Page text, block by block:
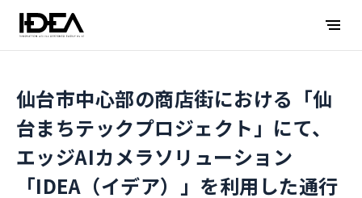
仙台市中心部の商店街における「仙
台まちテックプロジェクト」にて、
エッジAIカメラソリューション
「IDEA（イデア）」を利用した通行